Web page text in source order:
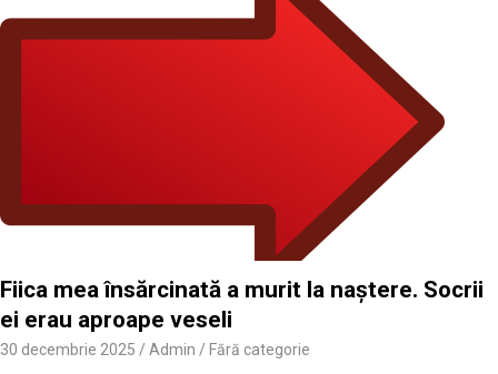
Fiica mea însărcinată a murit la naștere. Socrii
ei erau aproape veseli
30 decembrie 2025 Admin Fără categorie